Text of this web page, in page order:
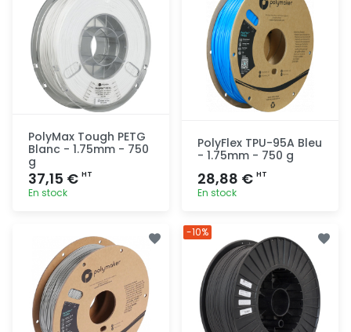
PolyMax Tough PETG
Blanc - 1.75mm - 750
g
37,15 € HT
En stock
rapide
PolyFlex TPU-95A Bleu
- 1.75mm - 750 g
28,88 € HT
En stock
rapide
-10%